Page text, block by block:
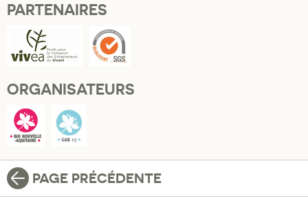
PARTENAIRES
ORGANISATEURS
PAGE PRÉCÉDENTE